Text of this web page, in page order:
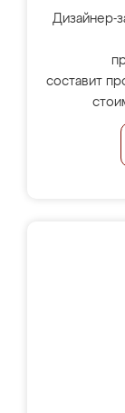
Дизайнер-
составит